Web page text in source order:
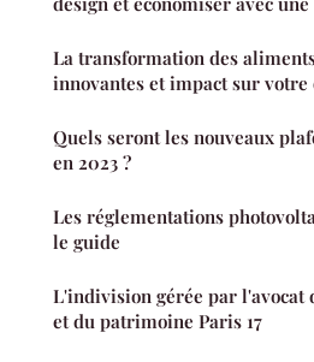
La transformation des
innovantes et impact sur
Quels seront les nouveaux
en 2023 ?
Les réglementations
le guide
L'indivision gérée par l'avocat
et du patrimoine Paris 17